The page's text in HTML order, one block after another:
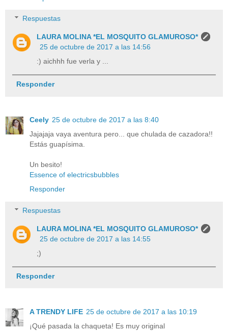
Respuestas
LAURA MOLINA *EL MOSQUITO GLAMUROSO*
25 de octubre de 2017 a las 14:56
:) aichhh fue verla y ...
Responder
Ceely 25 de octubre de 2017 a las 8:40
Jajajaja vaya aventura pero... que chulada de cazadora!!
Estás guapísima.
Un besito!
Essence of electricsbubbles
Responder
Respuestas
LAURA MOLINA *EL MOSQUITO GLAMUROSO*
25 de octubre de 2017 a las 14:55
;)
Responder
A TRENDY LIFE 25 de octubre de 2017 a las 10:19
¡Qué pasada la chaqueta! Es muy original